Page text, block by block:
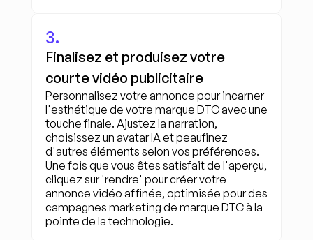
3.
Finalisez et produisez votre
courte vidéo publicitaire
Personnalisez votre annonce pour incarner
l'esthétique de votre marque DTC avec une
touche finale. Ajustez la narration,
choisissez un avatar IA et peaufinez
d'autres éléments selon vos préférences.
Une fois que vous êtes satisfait de l'aperçu,
cliquez sur 'rendre' pour créer votre
annonce vidéo affinée, optimisée pour des
campagnes marketing de marque DTC à la
pointe de la technologie.